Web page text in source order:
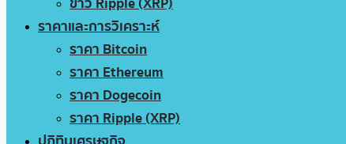
ราคาและการวิเคราะห์
ราคา Bitcoin
ราคา Ethereum
ราคา Dogecoin
ราคา Ripple (XRP)